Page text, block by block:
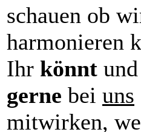
schauen ob
harmonieren
Ihr könnt und
gerne bei uns
mitwirken,